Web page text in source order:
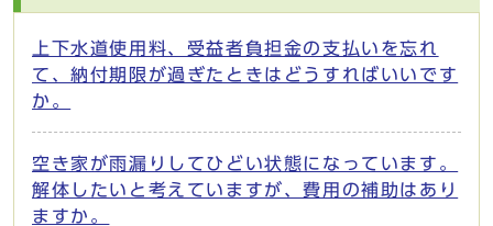
上下水道使用料、受益者負担金の支払いを忘れ
て、納付期限が過ぎたときはどうすればいいです
か。
空き家が雨漏りしてひどい状態になっています。
解体したいと考えていますが、費用の補助はあり
ますか。